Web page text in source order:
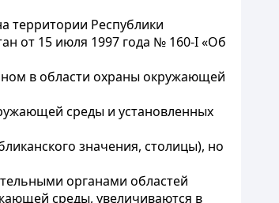
территории Республики
от 15 июля 1997 года № 160-I «Об
в области охраны окружающей
среды и установленных
значения, столицы), но
органами областей
среды, увеличиваются в